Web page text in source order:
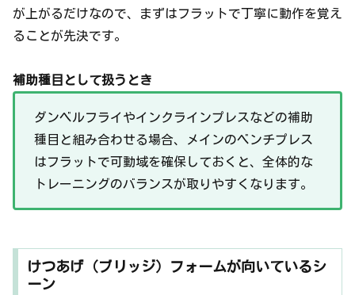
が上がるだけなので、まずはフラットで丁寧に動作を覚え
ることが先決です。
補助種目として扱うとき
ダンベルフライやインクラインプレスなどの補助
種目と組み合わせる場合、メインのベンチプレス
はフラットで可動域を確保しておくと、全体的な
トレーニングのバランスが取りやすくなります。
けつあげ（ブリッジ）フォームが向いているシ
ーン